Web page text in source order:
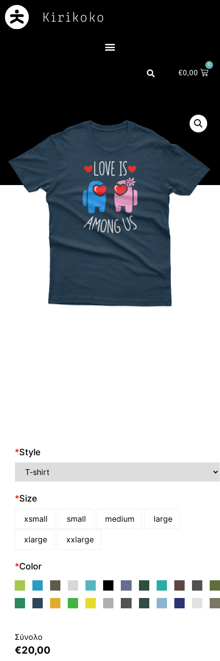
€0,00
0
*Style
*Size
xsmall small medium large
xlarge xxlarge
*Color
Σύνολο
€20,00